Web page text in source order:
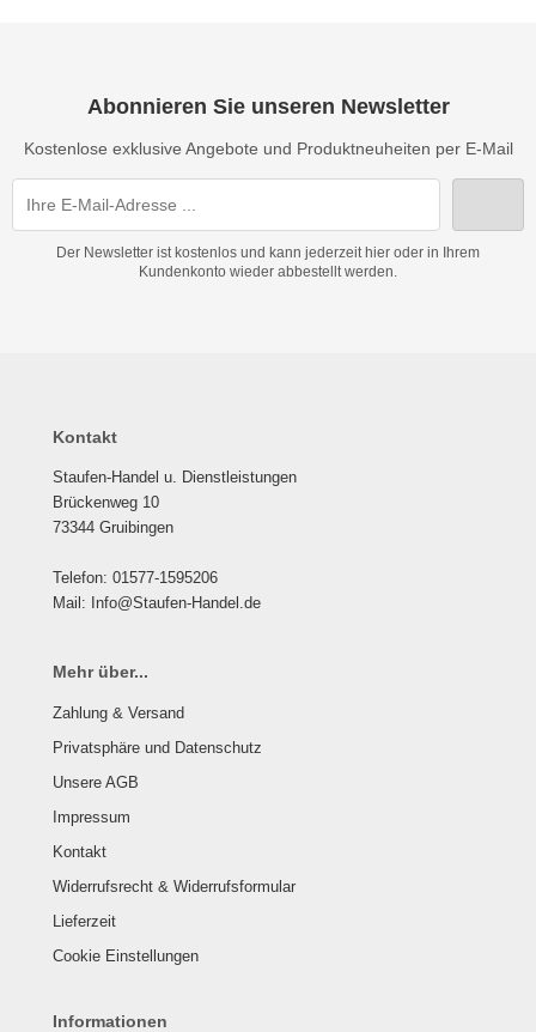
Abonnieren Sie unseren Newsletter
Kostenlose exklusive Angebote und Produktneuheiten per E-Mail
Der Newsletter ist kostenlos und kann jederzeit hier oder in Ihrem
Kundenkonto wieder abbestellt werden.
Kontakt
Staufen-Handel u. Dienstleistungen
Brückenweg 10
73344 Gruibingen
Telefon: 01577-1595206
Mail: Info@Staufen-Handel.de
Mehr über...
Zahlung & Versand
Privatsphäre und Datenschutz
Unsere AGB
Impressum
Kontakt
Widerrufsrecht & Widerrufsformular
Lieferzeit
Cookie Einstellungen
Informationen